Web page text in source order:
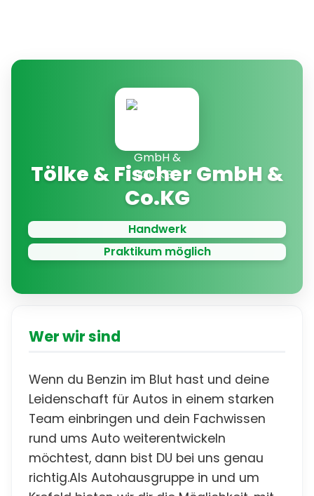
Tölke & Fischer GmbH &
Co.KG
Handwerk
Praktikum möglich
Wer wir sind
Wenn du Benzin im Blut hast und deine
Leidenschaft für Autos in einem starken
Team einbringen und dein Fachwissen
rund ums Auto weiterentwickeln
möchtest, dann bist DU bei uns genau
richtig.Als Autohausgruppe in und um